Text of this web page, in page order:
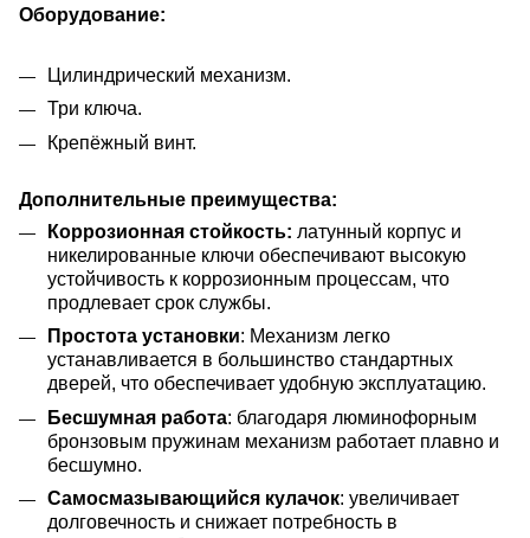
Оборудование:
Цилиндрический механизм.
Три ключа.
Крепёжный винт.
Дополнительные преимущества:
Коррозионная стойкость: латунный корпус и
никелированные ключи обеспечивают высокую
устойчивость к коррозионным процессам, что
продлевает срок службы.
Простота установки: Механизм легко
устанавливается в большинство стандартных
дверей, что обеспечивает удобную эксплуатацию.
Бесшумная работа: благодаря люминофорным
бронзовым пружинам механизм работает плавно и
бесшумно.
Самосмазывающийся кулачок: увеличивает
долговечность и снижает потребность в